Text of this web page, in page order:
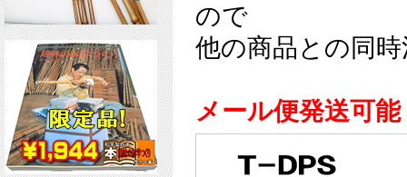
ので
他の商品との同
メール便発送可能